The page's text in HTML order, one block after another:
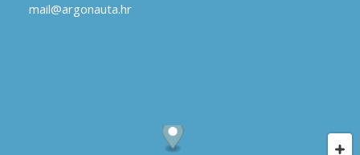
mail@argonauta.hr